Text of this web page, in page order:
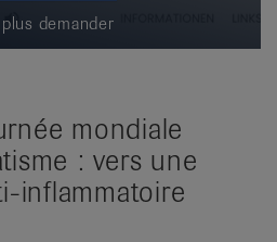
demander
mondiale
: vers une
inflammatoire